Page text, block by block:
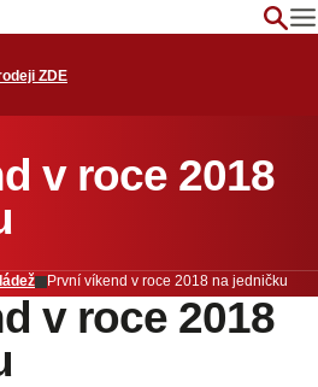
ZDE
v roce 2018
První víkend v roce 2018 na jedničku
v roce 2018